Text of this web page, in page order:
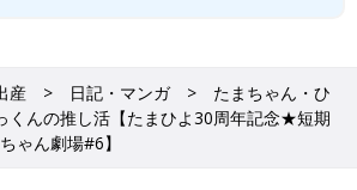
産 日記・マンガ
たまちゃん・ひ
くんの推し活【たまひよ30周年記念★短期
ゃん劇場#6】